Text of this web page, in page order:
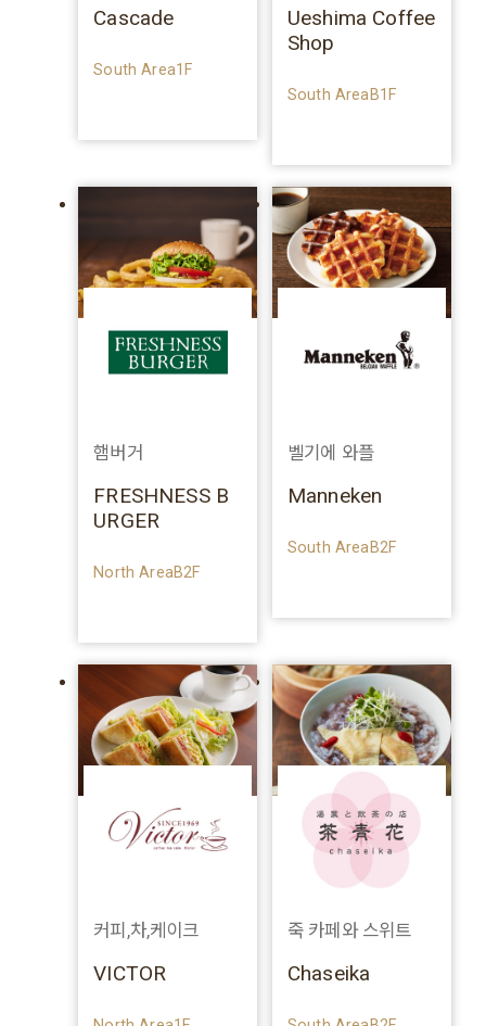
Cascade
South Area1F
Ueshima Coffee
Shop
South AreaB1F
햄버거
FRESHNESS B
URGER
North AreaB2F
벨기에 와플
Manneken
South AreaB2F
커피,차,케이크
VICTOR
죽 카페와 스위트
Chaseika